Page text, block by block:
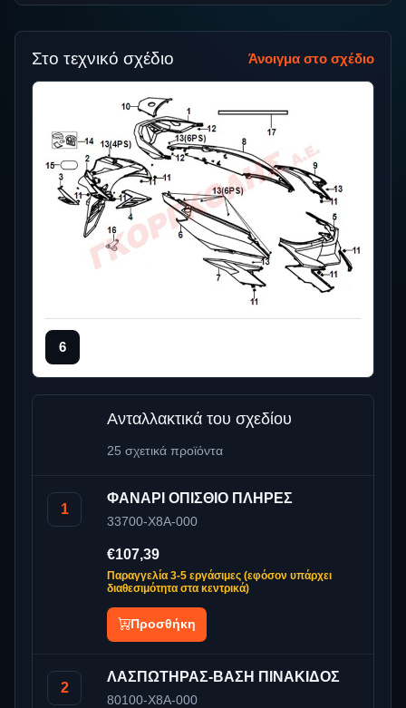
Στο τεχνικό σχέδιο Άνοιγμα στο σχέδιο
6
Ανταλλακτικά του σχεδίου
25 σχετικά προϊόντα
1
ΦΑΝΑΡΙ ΟΠΙΣΘΙΟ ΠΛΗΡΕΣ
33700-X8A-000
€107,39
Παραγγελία 3-5 εργάσιμες (εφόσον υπάρχει
διαθεσιμότητα στα κεντρικά)
Προσθήκη
2
ΛΑΣΠΩΤΗΡΑΣ-ΒΑΣΗ ΠΙΝΑΚΙΔΟΣ
80100-X8A-000